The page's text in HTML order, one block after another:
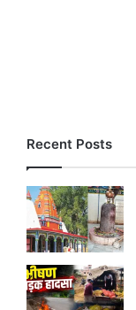
Recent Posts